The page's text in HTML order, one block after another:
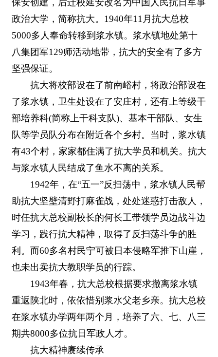
保安创建，后迁校延安改名为中国人民抗日军事
政治大学，简称抗大。1940年11月抗大总校
5000多人奉命转移到浆水镇。浆水镇地处第十
八集团军129师活动地带，抗大的安全有了多方
坚强保证。
抗大将校部设在了前南峪村，将政治部设在
了浆水镇，卫生处设在了安庄村，还有上等级干
部培养科(简称上干科支队)、基本干部队、女生
队等学员队分布在附近各个乡村。当时，浆水镇
有43个村，家家都住满了抗大学员和机关。抗大
与浆水镇人民结成了鱼水不离的关系。
1942年，在“五一”反扫荡中，浆水镇人民帮
助抗大坚壁清野打麻雀战，处处迷惑打击敌人，
时任抗大总校副校长的何长工带领学员边战斗边
学习，践行抗大精神，取得了反扫荡斗争的胜
利。而60多名村民宁可被日本侵略军推下山崖，
也未出卖抗大教职学员的行踪。
1943年春，抗大总校根据要求撤离浆水镇
重返陕北时，依依惜别浆水父老乡亲。抗大总校
在浆水镇办学两年两个月，培养了六、七、八三
期共8000多位抗日军政人才。
抗大精神赓续传承